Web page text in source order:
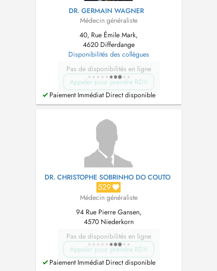
DR. GERMAIN WAGNER
Médecin généraliste
40, Rue Émile Mark,
4620 Differdange
Disponibilités des collègues
Pas de disponibilités en ligne
Appeler pour prendre RDV
Paiement Immédiat Direct disponible
DR. CHRISTOPHE SOBRINHO DO COUTO
529
Médecin généraliste
94 Rue Pierre Gansen,
4570 Niederkorn
Pas de disponibilités en ligne
Appeler pour prendre RDV
Paiement Immédiat Direct disponible